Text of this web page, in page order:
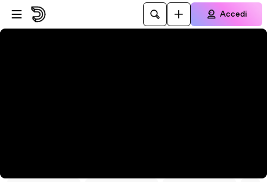
Vai al lettore
Passa al contenuto principale
Accedi